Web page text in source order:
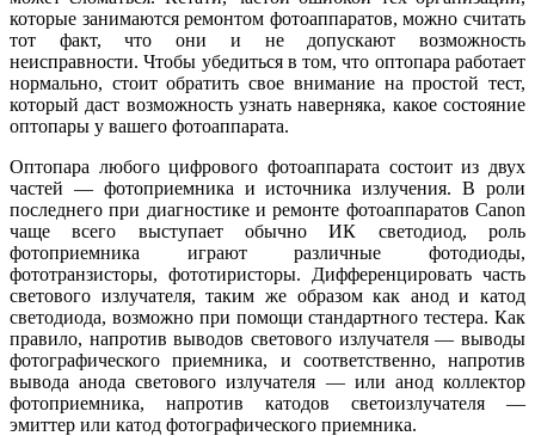
которые занимаются ремонтом фотоаппаратов, можно считать
тот факт, что они и не допускают возможность
неисправности. Чтобы убедиться в том, что оптопара работает
нормально, стоит обратить свое внимание на простой тест,
который даст возможность узнать наверняка, какое состояние
оптопары у вашего фотоаппарата.
Оптопара любого цифрового фотоаппарата состоит из двух
частей — фотоприемника и источника излучения. В роли
последнего при диагностике и ремонте фотоаппаратов Canon
чаще всего выступает обычно ИК светодиод, роль
фотоприемника играют различные фотодиоды,
фототранзисторы, фототиристоры. Дифференцировать часть
светового излучателя, таким же образом как анод и катод
светодиода, возможно при помощи стандартного тестера. Как
правило, напротив выводов светового излучателя — выводы
фотографического приемника, и соответственно, напротив
вывода анода светового излучателя — или анод коллектор
фотоприемника, напротив катодов светоизлучателя —
эмиттер или катод фотографического приемника.